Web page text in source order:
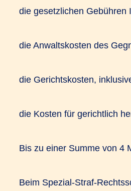
die gesetzlichen Gebühren
die Anwaltskosten des
die Gerichtskosten,
die Kosten für gerichtlich
Bis zu einer Summe von 4
Beim Spezial-Straf-